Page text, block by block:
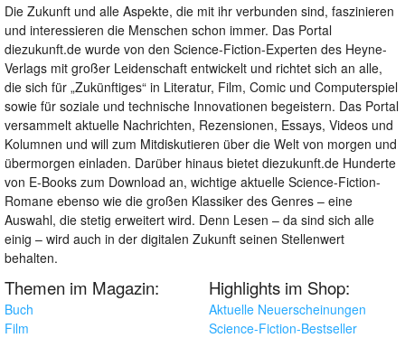
Die Zukunft und alle Aspekte, die mit ihr verbunden sind, faszinieren
und interessieren die Menschen schon immer. Das Portal
diezukunft.de wurde von den Science-Fiction-Experten des Heyne-
Verlags mit großer Leidenschaft entwickelt und richtet sich an alle,
die sich für „Zukünftiges“ in Literatur, Film, Comic und Computerspiel
sowie für soziale und technische Innovationen begeistern. Das Portal
versammelt aktuelle Nachrichten, Rezensionen, Essays, Videos und
Kolumnen und will zum Mitdiskutieren über die Welt von morgen und
übermorgen einladen. Darüber hinaus bietet diezukunft.de Hunderte
von E-Books zum Download an, wichtige aktuelle Science-Fiction-
Romane ebenso wie die großen Klassiker des Genres – eine
Auswahl, die stetig erweitert wird. Denn Lesen – da sind sich alle
einig – wird auch in der digitalen Zukunft seinen Stellenwert
behalten.
Themen im Magazin:
Buch
Film
Highlights im Shop:
Aktuelle Neuerscheinungen
Science-Fiction-Bestseller